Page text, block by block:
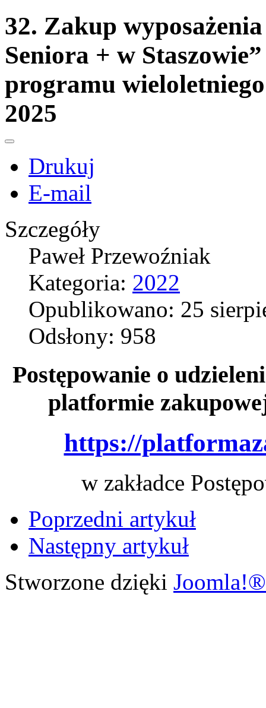
32. Zakup
Seniora + w
programu
2025
Drukuj
E-mail
Szczegóły
Paweł Przewoźniak
Kategoria: 2022
Opublikowano: 25
Odsłony: 958
Postępowanie o
platformie
https://
w zakładce
Poprzedni artykuł
Następny artykuł
Stworzone dzięki Joomla!®